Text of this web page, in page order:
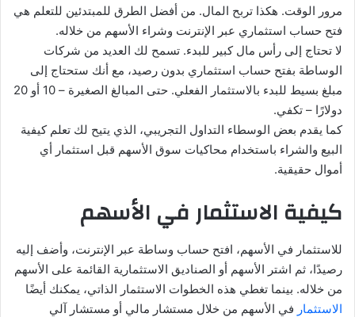
مرور الوقت. هكذا تربح المال. من أفضل الطرق للمبتدئين للتعلم هي
فتح حساب استثماري عبر الإنترنت وشراء الأسهم من خلاله.
لا تحتاج إلى رأس مال كبير للبدء. تسمح لك العديد من شركات
الوساطة بفتح حساب استثماري بدون رصيد، مع أنك ستحتاج إلى
مبلغ بسيط للبدء بالاستثمار الفعلي. حتى المبالغ الصغيرة – 10 أو 20
دولارًا – تكفي.
كما يقدم بعض الوسطاء التداول التجريبي، الذي يتيح لك تعلم كيفية
البيع والشراء باستخدام محاكيات سوق الأسهم قبل استثمار أي
أموال حقيقية.
كيفية الاستثمار في الأسهم
للاستثمار في الأسهم، افتح حساب وساطة عبر الإنترنت، وأضف إليه
رصيدًا، ثم اشتر الأسهم أو الصناديق الاستثمارية القائمة على الأسهم
من خلاله. بينما تغطي هذه الخطوات الاستثمار الذاتي، يمكنك أيضًا
الاستثمار في الأسهم من خلال مستشار مالي أو مستشار آلي